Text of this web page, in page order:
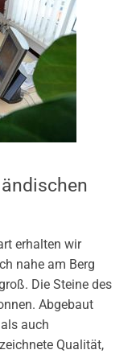
erhalten wir
nahe am Berg
Die Steine des
Abgebaut
auch
Qualität,